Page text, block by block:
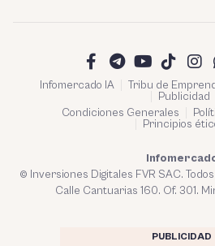
Infomercado IA Tribu de
Publicidad
Condiciones Generales
Principios
© Inversiones Digitales FVR SAC.
Calle Cantuarias 160. Of. 301.
PUBLICIDAD